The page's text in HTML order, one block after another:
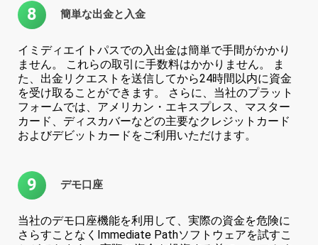
8 簡単な出金と入金
イミディエイトパスでの入出金は簡単で手間がかかり
ません。 これらの取引に手数料はかかりません。 ま
た、出金リクエストを送信してから24時間以内に資金
を受け取ることができます。 さらに、当社のプラット
フォームでは、アメリカン・エキスプレス、マスター
カード、ディスカバーなどの主要なクレジットカード
およびデビットカードをご利用いただけます。
9 デモ口座
当社のデモ口座機能を利用して、実際の資金を危険に
さらすことなくImmediate Pathソフトウェアを試すこ